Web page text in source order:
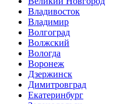
Владивосток
Владимир
Волгоград
Волжский
Вологда
Воронеж
Дзержинск
Димитровград
Екатеринбург